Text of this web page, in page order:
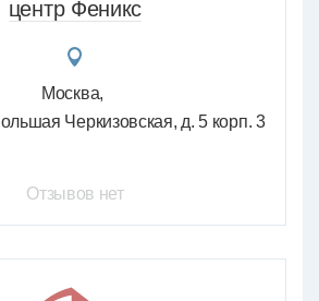
центр Феникс
Москва
Черкизовская, д. 5 корп. 3
Отзывов нет